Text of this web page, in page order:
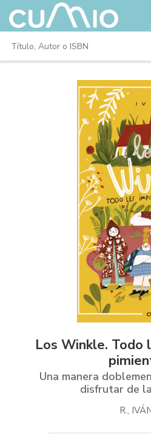
Los Winkle. Todo
Una manera
disfrutar de
R.,